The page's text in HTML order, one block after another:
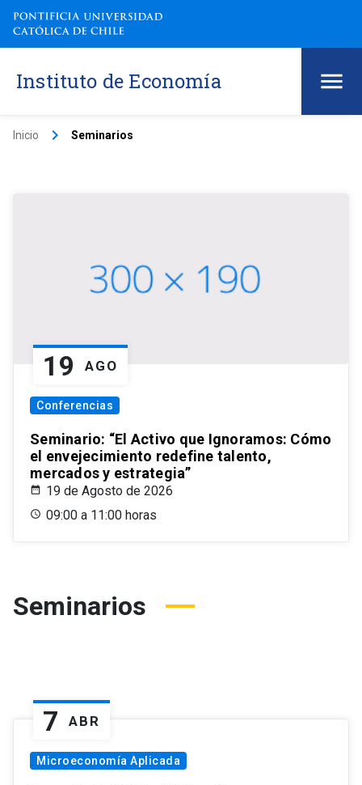
Instituto de Economía
Inicio keyboard_arrow_right Seminarios
19 AGO
Conferencias
Seminario: “El Activo que Ignoramos: Cómo
el envejecimiento redefine talento,
mercados y estrategia”
19 de Agosto de 2026
09:00 a 11:00 horas
Seminarios
7 ABR
Microeconomía Aplicada